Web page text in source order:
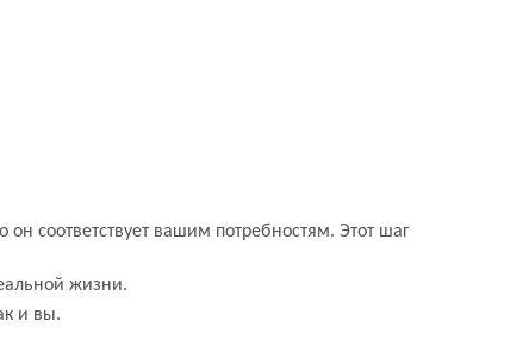
соответствует вашим потребностям. Этот шаг
жизни.
и вы.